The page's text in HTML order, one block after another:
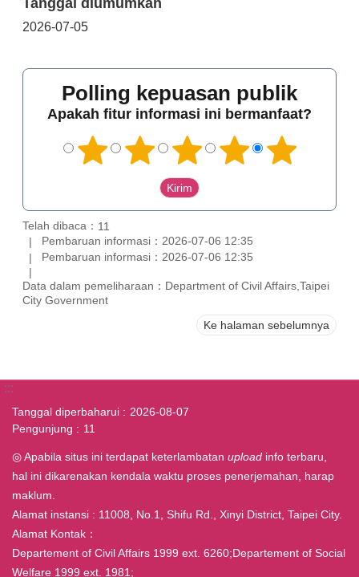
Tanggal diumumkan
2026-07-05
Polling kepuasan publik
Apakah fitur informasi ini bermanfaat?
Telah dibaca： 11
Pembaruan informasi：2026-07-06 12:35
Pembaruan informasi：2026-07-06 12:35
Data dalam pemeliharaan：Department of Civil Affairs,Taipei
City Government
Ke halaman sebelumnya
:::
Tanggal diperbaharui
2026-08-07
Pengunjung
11
◎ Apabila situs ini terdapat keterlambatan upload info terbaru,
hal ini dikarenakan kendala waktu proses penerjemahan, harap
maklum.
Alamat instansi : 11008, No.1, Shifu Rd., Xinyi District, Taipei City.
Alamat Kontak：
Departement of Civil Affairs 1999 ext. 6260;Departement of Social
Welfare 1999 ext. 1981;